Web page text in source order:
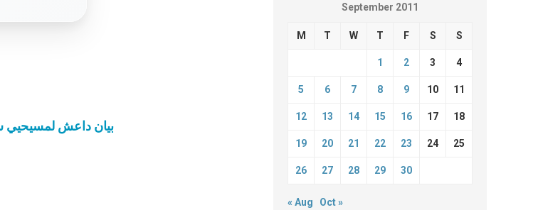
بيان داعش لمسيحيي
September 2011
M T W T F S S
1 2 3 4
5 6 7 8 9 10 11
12 13 14 15 16 17 18
19 20 21 22 23 24 25
26 27 28 29 30
« Aug Oct »